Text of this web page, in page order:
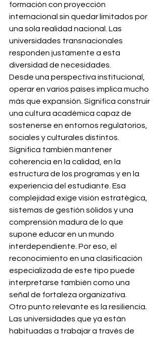
formación con proyección
internacional sin quedar limitados por
una sola realidad nacional. Las
universidades transnacionales
responden justamente a esta
diversidad de necesidades.
Desde una perspectiva institucional,
operar en varios países implica mucho
más que expansión. Significa construir
una cultura académica capaz de
sostenerse en entornos regulatorios,
sociales y culturales distintos.
Significa también mantener
coherencia en la calidad, en la
estructura de los programas y en la
experiencia del estudiante. Esa
complejidad exige visión estratégica,
sistemas de gestión sólidos y una
comprensión madura de lo que
supone educar en un mundo
interdependiente. Por eso, el
reconocimiento en una clasificación
especializada de este tipo puede
interpretarse también como una
señal de fortaleza organizativa.
Otro punto relevante es la resiliencia.
Las universidades que ya están
habituadas a trabajar a través de